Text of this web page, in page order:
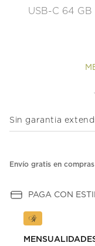
USB-C 64
Sin garantia
Envío gratis en
PAGA CON